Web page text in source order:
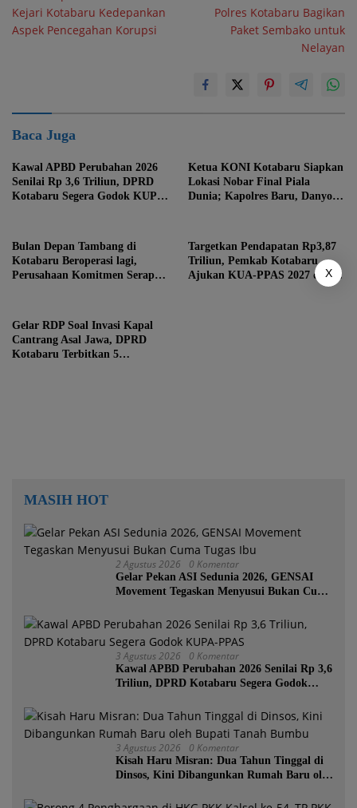
Kejari Kotabaru Kedepankan
Aspek Pencegahan Korupsi
Polres Kotabaru Bagikan
Paket Sembako untuk
Nelayan
Baca Juga
Kawal APBD Perubahan 2026
Senilai Rp 3,6 Triliun, DPRD
Kotabaru Segera Godok KUPA-
Ketua KONI Kotabaru Siapkan
Lokasi Nobar Final Piala
Dunia; Kapolres Baru, Danyon
Bulan Depan Tambang di
Kotabaru Beroperasi lagi,
Perusahaan Komitmen Serap
Targetkan Pendapatan Rp3,87
Triliun, Pemkab Kotabaru
Ajukan KUA-PPAS 2027 dan 3
Gelar RDP Soal Invasi Kapal
Cantrang Asal Jawa, DPRD
Kotabaru Terbitkan 5
MASIH HOT
2 Agustus 2026 0 Komentar
Gelar Pekan ASI Sedunia 2026, GENSAI
Movement Tegaskan Menyusui Bukan Cuma
3 Agustus 2026 0 Komentar
Kawal APBD Perubahan 2026 Senilai Rp 3,6
Triliun, DPRD Kotabaru Segera Godok
3 Agustus 2026 0 Komentar
Kisah Haru Misran: Dua Tahun Tinggal di
Dinsos, Kini Dibangunkan Rumah Baru oleh
X